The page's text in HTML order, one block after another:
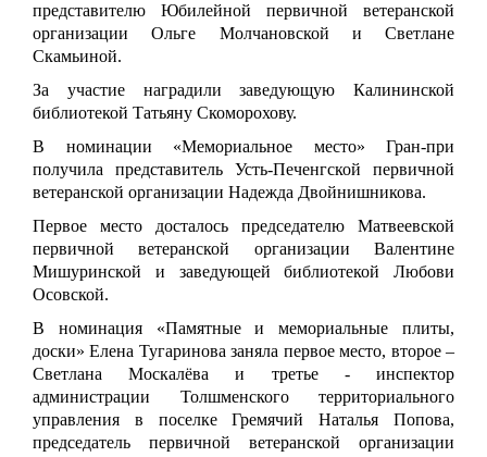
представителю Юбилейной первичной ветеранской
организации Ольге Молчановской и Светлане
Скамьиной.
За участие наградили
заведующую Калининской
библиотекой Татьяну Скоморохову.
В номинации «Мемориальное место» Гран-при
получила представитель
Усть-Печенгской первичной
ветеранской организации Надежда Двойнишникова.
Первое место досталось председателю Матвеевской
первичной ветеранской организации Валентине
Мишуринской и заведующей библиотекой Любови
Осовской.
В номинация «Памятные и мемориальные плиты,
доски» Елена Тугаринова заняла первое место, второе –
Светлана Москалёва и третье - инспектор
администрации Толшменского территориального
управления в поселке Гремячий Наталья Попова,
председатель первичной ветеранской организации